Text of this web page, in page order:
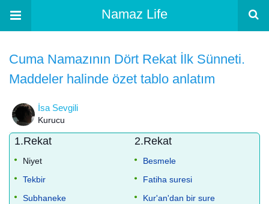
Namaz Life
Cuma Namazının Dört Rekat İlk Sünneti.
Maddeler halinde özet tablo anlatım
İsa Sevgili
Kurucu
1.Rekat
Niyet
Tekbir
Subhaneke
2.Rekat
Besmele
Fatiha suresi
Kur'an'dan bir sure